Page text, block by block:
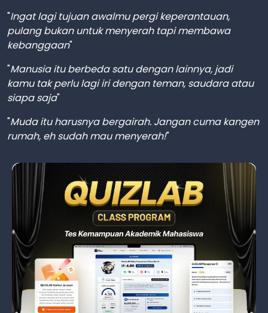
"Ingat lagi tujuan awalmu pergi keperantauan,
pulang bukan untuk menyerah tapi membawa
kebanggaan"
"Manusia itu berbeda satu dengan lainnya, jadi
kamu tak perlu lagi iri dengan teman, saudara atau
siapa saja"
"Muda itu harusnya bergairah. Jangan cuma kangen
rumah, eh sudah mau menyerah!"